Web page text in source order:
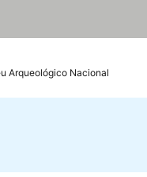
Arqueológico Nacional